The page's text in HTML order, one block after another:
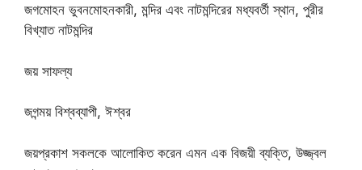
জগমোহন ভুবনমোহনকারী, মন্দির এবং নাটমন্দিরের মধ্যবর্তী স্থান, পুরীর
বিখ্যাত নাটমন্দির
জয় সাফল্য
জগন্ময় বিশ্বব্যাপী, ঈশ্বর
জয়প্রকাশ সকলকে আলোকিত করেন এমন এক বিজয়ী ব্যক্তি, উজ্জ্বল